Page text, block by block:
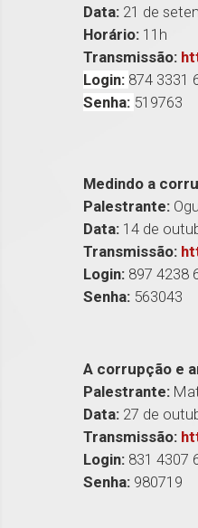
Data: 21 de
Horário: 11h
Transmissão:
Login: 874 3331
Senha: 519763
Medindo a
Palestrante:
Data: 14 de
Transmissão:
Login: 897 4238
Senha: 563043
A corrupção e
Palestrante:
Data: 27 de
Transmissão:
Login: 831 4307
Senha: 980719